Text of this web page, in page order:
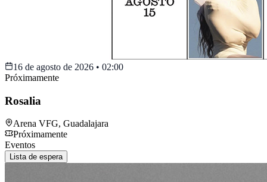
16 de agosto de 2026 • 02:00
Próximamente
Rosalia
Arena VFG, Guadalajara
Próximamente
Eventos
Lista de espera